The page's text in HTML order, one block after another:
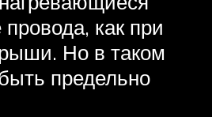
как при
Но в таком
предельно